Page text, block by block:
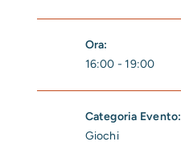
Ora:
16:00 - 19:00
Categoria Evento:
Giochi